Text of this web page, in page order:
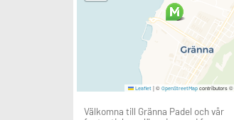
Leaflet |© OpenStreetMapcontributors ©
Välkomna till Gränna Padel och vår